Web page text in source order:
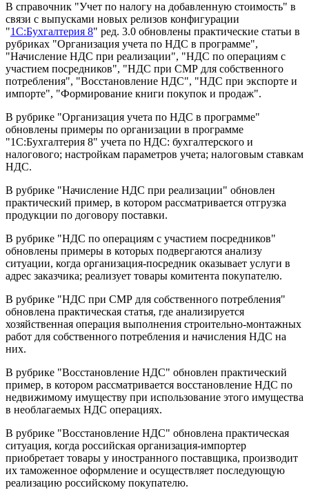
В справочник "Учет по налогу на добавленную стоимость" в
связи с выпусками новых релизов конфигурации
"1С:Бухгалтерия 8" ред. 3.0 обновлены практические статьи в
рубриках "Организация учета по НДС в программе",
"Начисление НДС при реализации", "НДС по операциям с
участием посредников", "НДС при СМР для собственного
потребления", "Восстановление НДС", "НДС при экспорте и
импорте", "Формирование книги покупок и продаж".
В рубрике "Организация учета по НДС в программе"
обновлены примеры по организации в программе
"1С:Бухгалтерия 8" учета по НДС: бухгалтерского и
налогового; настройкам параметров учета; налоговым ставкам
НДС.
В рубрике "Начисление НДС при реализации" обновлен
практический пример, в котором рассматривается отгрузка
продукции по договору поставки.
В рубрике "НДС по операциям с участием посредников"
обновлены примеры в которых подвергаются анализу
ситуации, когда организация-посредник оказывает услуги в
адрес заказчика; реализует товары комитента покупателю.
В рубрике "НДС при СМР для собственного потребления"
обновлена практическая статья, где анализируется
хозяйственная операция выполнения строительно-монтажных
работ для собственного потребления и начисления НДС на
них.
В рубрике "Восстановление НДС" обновлен практический
пример, в котором рассматривается восстановление НДС по
недвижимому имуществу при использование этого имущества
в необлагаемых НДС операциях.
В рубрике "Восстановление НДС" обновлена практическая
ситуация, когда российская организация-импортер
приобретает товары у иностранного поставщика, производит
их таможенное оформление и осуществляет последующую
реализацию российскому покупателю.